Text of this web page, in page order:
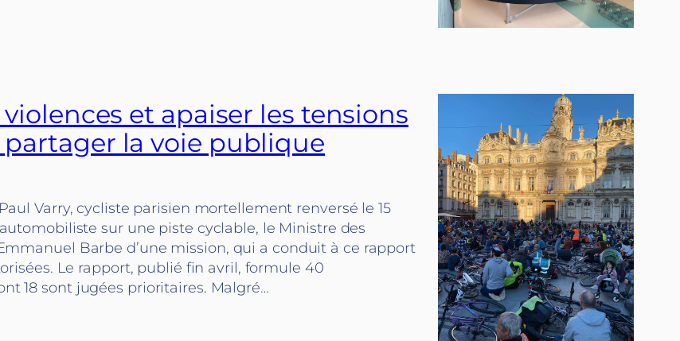
et apaiser les tensions
la voie publique
Varry, cycliste parisien mortellement renversé le 15
sur une piste cyclable, le Ministre des
Barbe d’une mission, qui a conduit à ce rapport
Le rapport, publié fin avril, formule 40
18 sont jugées prioritaires. Malgré…